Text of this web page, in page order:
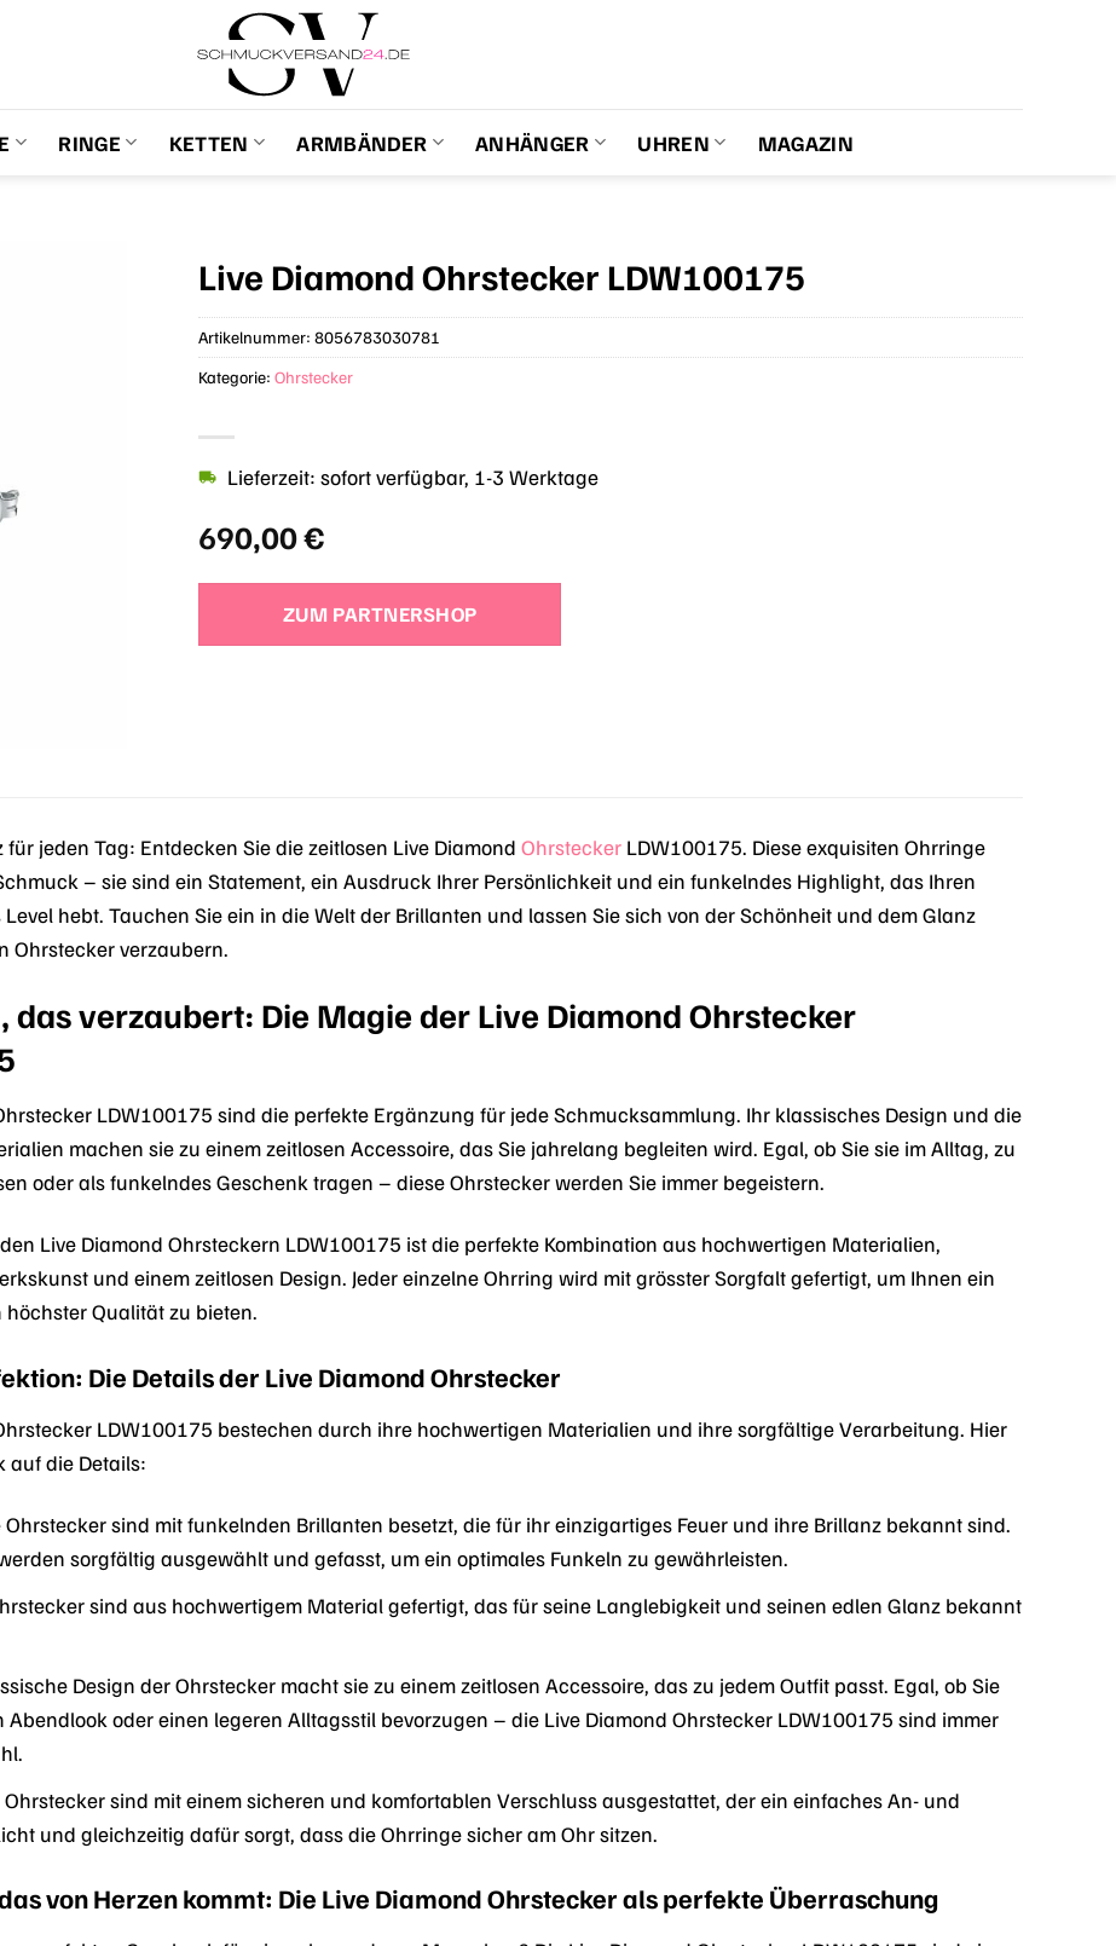
RINGE KETTEN ARMBÄNDER ANHÄNGER UHREN MAGAZIN
Live Diamond Ohrstecker LDW100175
690,00€
Lieferzeit: sofort verfügbar, 1-3 Werktage
ZUM PARTNERSHOP
Artikelnummer:8056783030781
Kategorie:Ohrstecker
für jeden Tag: Entdecken Sie die zeitlosen Live DiamondOhrstecker LDW100175. Diese exquisiten Ohrringe
– sie sind ein Statement, ein Ausdruck Ihrer Persönlichkeit und ein funkelndes Highlight, das Ihren
hebt. Tauchen Sie ein in die Welt der Brillanten und lassen Sie sich von der Schönheit und dem Glanz
Ohrstecker verzaubern.
das verzaubert: Die Magie der Live Diamond Ohrstecker
LDW100175 sind die perfekte Ergänzung für jede Schmucksammlung. Ihr klassisches Design und die
machen sie zu einem zeitlosen Accessoire, das Sie jahrelang begleiten wird. Egal, ob Sie sie im Alltag, zu
oder als funkelndes Geschenk tragen – diese Ohrstecker werden Sie immer begeistern.
Live Diamond Ohrsteckern LDW100175 ist die perfekte Kombination aus hochwertigen Materialien,
und einem zeitlosen Design. Jeder einzelne Ohrring wird mit grösster Sorgfalt gefertigt, um Ihnen ein
Qualität zu bieten.
Die Details der Live Diamond Ohrstecker
LDW100175 bestechen durch ihre hochwertigen Materialien und ihre sorgfältige Verarbeitung. Hier
auf die Details:
Ohrstecker sind mit funkelnden Brillanten besetzt, die für ihr einzigartiges Feuer und ihre Brillanz bekannt sind.
sorgfältig ausgewählt und gefasst, um ein optimales Funkeln zu gewährleisten.
sind aus hochwertigem Material gefertigt, das für seine Langlebigkeit und seinen edlen Glanz bekannt
Design der Ohrstecker macht sie zu einem zeitlosen Accessoire, das zu jedem Outfit passt. Egal, ob Sie
Abendlook oder einen legeren Alltagsstil bevorzugen – die Live Diamond Ohrstecker LDW100175 sind immer
Ohrstecker sind mit einem sicheren und komfortablen Verschluss ausgestattet, der ein einfaches An- und
und gleichzeitig dafür sorgt, dass die Ohrringe sicher am Ohr sitzen.
von Herzen kommt: Die Live Diamond Ohrstecker als perfekte Überraschung